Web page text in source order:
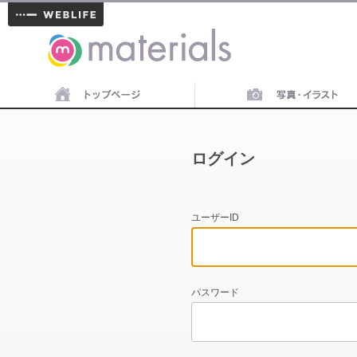
materials
ログイン
ユーザーID
パスワード